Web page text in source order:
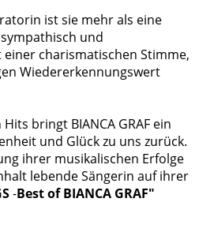
ist sie mehr als eine
und
charismatischen Stimme,
Wiedererkennungswert
bringt BIANCA GRAF ein
und Glück zu uns zurück.
ihrer musikalischen Erfolge
lebende Sängerin auf ihrer
-Best of BIANCA GRAF"